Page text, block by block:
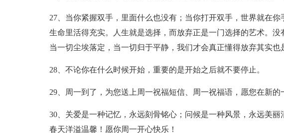
27、当你紧握双手，里面什么也没有；当你打开双手，世界就在
生命里活得充实。人生就是选择，而放弃正是一门选择的艺术。没
当一切尘埃落定，当一切归于平静，我们才会真正懂得放弃其实也
28、不论你在什么时候开始，重要的是开始之后就不要停止。
29、周一到了，为您送上周一祝福短信、周一祝福语，愿您在新的
30、关爱是一种记忆，永远刻骨铭心；问候是一种风景，永远美
春天洋溢温馨！愿你周一开心快乐！